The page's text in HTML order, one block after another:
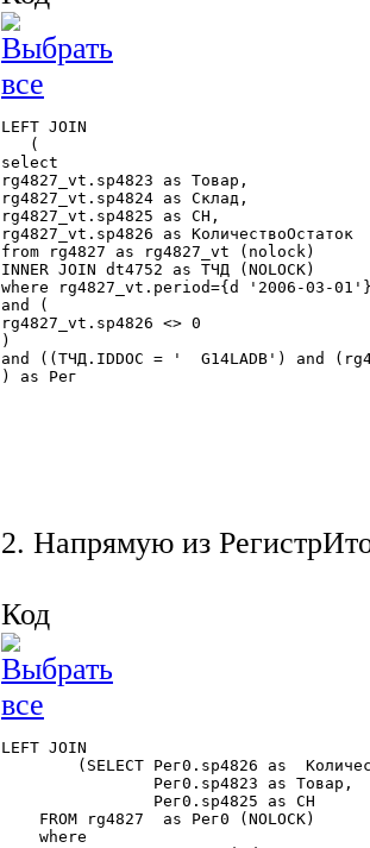
LEFT JOIN
(
select
rg4827_vt.sp4823 as Товар,
rg4827_vt.sp4824 as Склад,
rg4827_vt.sp4825 as СН,
rg4827_vt.sp4826 as КоличествоОстаток
from rg4827 as rg4827_vt (nolock)
INNER JOIN dt4752 as ТЧД (NOLOCK) 			ON (rg4827_vt.sp4823 = ТЧД.sp4750) and (rg4827_vt.sp4825 = ТЧД.sp4748)
where rg4827_vt.period={d '2006-03-
and (
rg4827_vt.sp4826 <> 0
)
and ((ТЧД.IDDOC = '  G14LADB') and (rg4827_vt.sp4824 = '  BY' + '   1TO
) as Рег
2. Напрямую из
Код
LEFT JOIN
FROM rg4827  as Рег0 (NOLOCK)
where